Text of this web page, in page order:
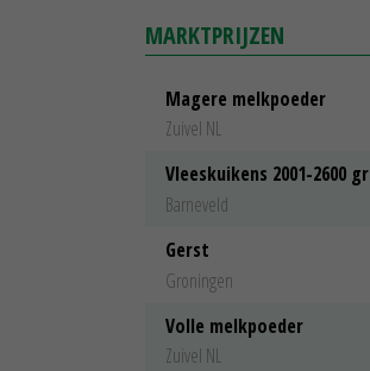
MARKTPRIJZEN
Magere melkpoeder
Zuivel NL
Vleeskuikens 2001-2600 gr
Barneveld
Gerst
Groningen
Volle melkpoeder
Zuivel NL